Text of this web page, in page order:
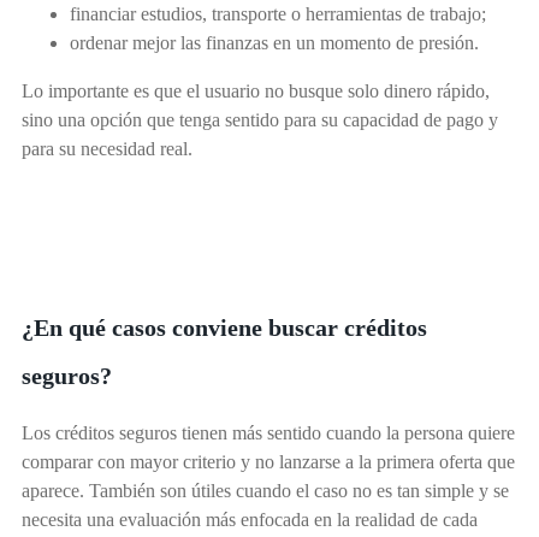
financiar estudios, transporte o herramientas de trabajo;
ordenar mejor las finanzas en un momento de presión.
Lo importante es que el usuario no busque solo dinero rápido,
sino una opción que tenga sentido para su capacidad de pago y
para su necesidad real.
¿En qué casos conviene buscar créditos
seguros?
Los créditos seguros tienen más sentido cuando la persona quiere
comparar con mayor criterio y no lanzarse a la primera oferta que
aparece. También son útiles cuando el caso no es tan simple y se
necesita una evaluación más enfocada en la realidad de cada